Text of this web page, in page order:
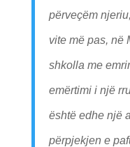
përveçëm
vite më pas, në
shkolla me
emërtimi i një
është edhe një
përpjekjen e